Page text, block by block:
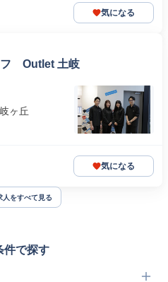
気になる
フ Outlet 土岐
ヶ丘
気になる
人をすべて見る
件で探す